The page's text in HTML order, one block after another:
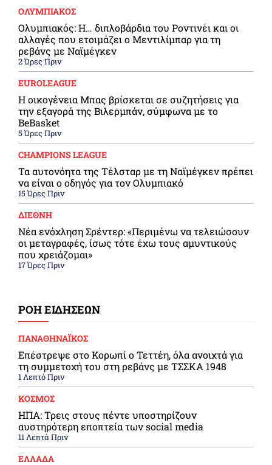
ΟΛΥΜΠΙΑΚΟΣ
Ολυμπιακός: Η… διπλοβάρδια του Ροντινέι και οι
αλλαγές που ετοιμάζει ο Μεντιλίμπαρ για τη
ρεβάνς με Ναϊμέγκεν
2 Ώρες Πριν
EUROLEAGUE
Η οικογένεια Μπας βρίσκεται σε συζητήσεις για
την εξαγορά της Βιλερμπάν, σύμφωνα με το
BeBasket
5 Ώρες Πριν
CHAMPIONS LEAGUE
Τα αυτονόητα της Τέλσταρ με τη Ναϊμέγκεν πρέπει
να είναι ο οδηγός για τον Ολυμπιακό
15 Ώρες Πριν
ΔΙΕΘΝΗ
Νέα ενόχληση Σρέντερ: «Περιμένω να τελειώσουν
οι μεταγραφές, ίσως τότε έχω τους αμυντικούς
που χρειάζομαι»
17 Ώρες Πριν
ΡΟΗ ΕΙΔΗΣΕΩΝ
ΠΑΝΑΘΗΝΑΪΚΟΣ
Επέστρεψε στο Κορωπί ο Τεττέη, όλα ανοιχτά για
τη συμμετοχή του στη ρεβάνς με ΤΣΣΚΑ 1948
1 Λεπτό Πριν
ΚΟΣΜΟΣ
ΗΠΑ: Τρεις στους πέντε υποστηρίζουν
αυστηρότερη εποπτεία των social media
11 Λεπτά Πριν
ΕΛΛΑΔΑ